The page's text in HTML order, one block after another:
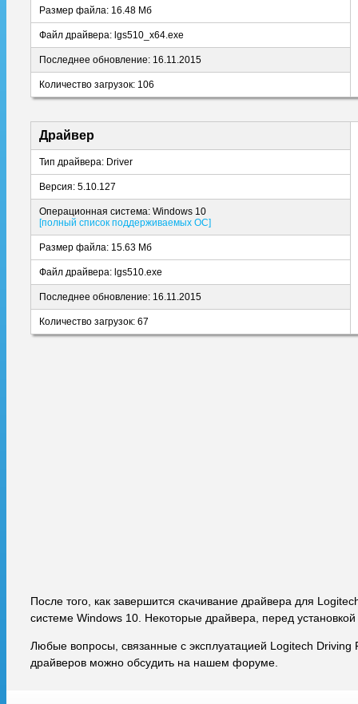
Размер файла: 16.48 Мб
Файл драйвера: lgs510_x64.exe
Последнее обновление: 16.11.2015
Количество загрузок: 106
Драйвер
Тип драйвера: Driver
Версия: 5.10.127
Операционная система: Windows 10
[полный список поддерживаемых ОС]
Размер файла: 15.63 Мб
Файл драйвера: lgs510.exe
Последнее обновление: 16.11.2015
Количество загрузок: 67
После того, как завершится скачивание драйвера для
системе Windows 10. Некоторые драйвера, перед
Любые вопросы, связанные с эксплуатацией Logitech Driving
драйверов можно обсудить на нашем форуме.